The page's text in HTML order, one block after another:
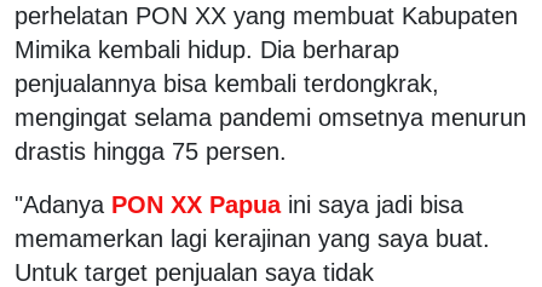
perhelatan PON XX yang membuat Kabupaten
Mimika kembali hidup. Dia berharap
penjualannya bisa kembali terdongkrak,
mengingat selama pandemi omsetnya menurun
drastis hingga 75 persen.
"Adanya PON XX Papua ini saya jadi bisa
memamerkan lagi kerajinan yang saya buat.
Untuk target penjualan saya tidak